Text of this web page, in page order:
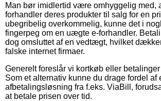
Man bør imidlertid være omhyggelig med,
forhandler deres produkter til salg for en
ubegribelig overkommelig, kunne det i
fingerpeg om en uægte e-forhandler.
dog omsluttet af en vedtægt, hvilket
falske internet firmaer.
Generelt foreslår vi kortkøb eller
Som et alternativ kunne du drage fordel af
afbetalingsløsning fra f.eks. ViaBill,
at betale prisen over tid.